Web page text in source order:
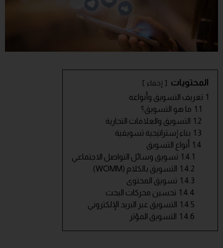
المحتويات إخفاء
1 تعريف التسويق وأنواعه
1.1 ما هو التسويق؟
1.2
التسويق والعلامات التجارية
1.3 بناء إستراتيجية تسويقية
1.4
أنواع التسويق
1.4.1 تسويق وسائل التواصل الاجتماعي
1.4.2
التسويق بالكلام (WOMM)
1.4.3 تسويق المحتوى
1.4.4 تحسين محركات البحث
1.4.5
التسويق عبر البريد الإلكتروني
1.4.6
التسويق المؤثر